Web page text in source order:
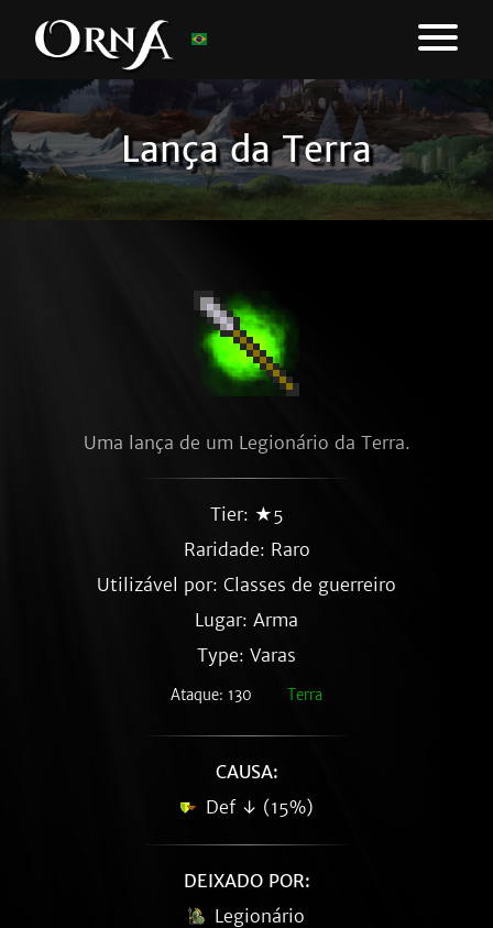
Lança da Terra
Uma lança de um Legionário da Terra.
Tier: ★5
Raridade: Raro
Utilizável por: Classes de guerreiro
Lugar: Arma
Type: Varas
Ataque: 130 Terra
CAUSA:
Def ↓ (15%)
DEIXADO POR:
Legionário